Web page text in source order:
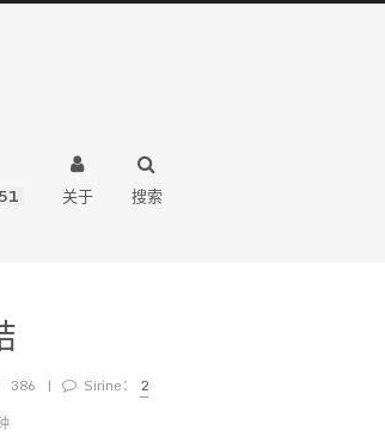
关于 搜索
386 Sirine：
2